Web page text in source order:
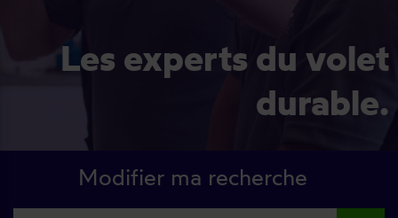
Les experts du volet
durable.
Modifier ma recherche